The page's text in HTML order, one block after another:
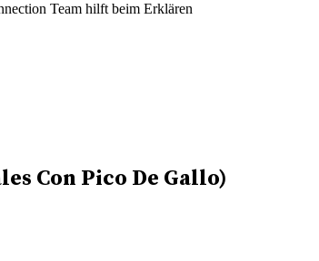
Team hilft beim Erklären
Con Pico De Gallo)